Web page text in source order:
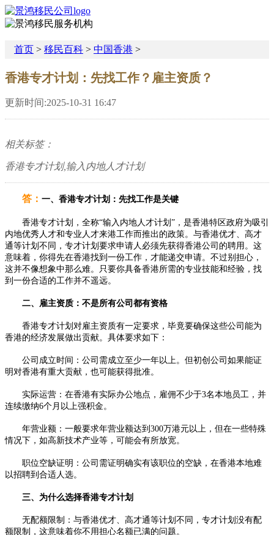
首页 > 移民百科 > 中国香港 >
香港专才计划：先找工作？雇主资质？
更新时间:2025-10-31 16:47
相关标签：
香港专才计划,输入内地人才计划
答： 一、香港专才计划：先找工作是关键
香港专才计划，全称“输入内地人才计划”，是香港特区政府为吸引
内地优秀人才和专业人才来港工作而推出的政策。与香港优才、高才
通等计划不同，专才计划要求申请人必须先获得香港公司的聘用。这
意味着，你得先在香港找到一份工作，才能递交申请。不过别担心，
这并不像想象中那么难。只要你具备香港所需的专业技能和经验，找
到一份合适的工作并不遥远。
二、雇主资质：不是所有公司都有资格
香港专才计划对雇主资质有一定要求，毕竟要确保这些公司能为
香港的经济发展做出贡献。具体要求如下：
公司成立时间：公司需成立至少一年以上。但初创公司如果能证
明对香港有重大贡献，也可能获得批准。
实际运营：在香港有实际办公地点，雇佣不少于3名本地员工，并
连续缴纳6个月以上强积金。
年营业额：一般要求年营业额达到300万港元以上，但在一些特殊
情况下，如高新技术产业等，可能会有所放宽。
职位空缺证明：公司需证明确实有该职位的空缺，在香港本地难
以招聘到合适人选。
三、为什么选择香港专才计划
无配额限制：与香港优才、高才通等计划不同，专才计划没有配
额限制，这意味着你不用担心名额已满的问题。